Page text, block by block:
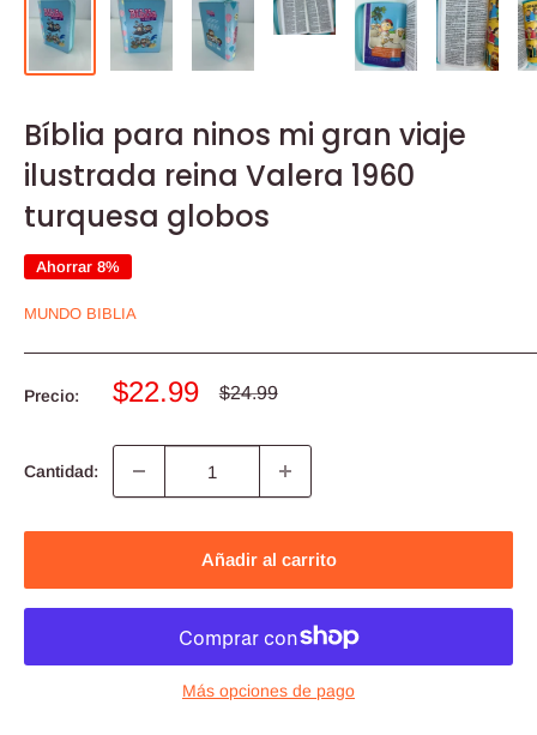
Bíblia para ninos mi gran viaje
ilustrada reina Valera 1960
turquesa globos
Ahorrar 8%
MUNDO BIBLIA
Precio:
Precio
venta
$22.99
Precio
$24.99
Cantidad:
Añadir al carrito
Más opciones de pago